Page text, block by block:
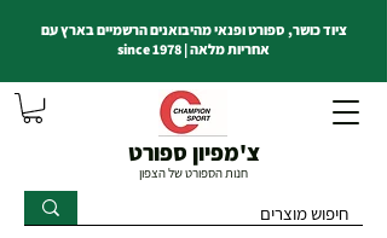
צ'מפיון ספורט
חנות הספורט של הצפון
ציוד כושר, ספורט ופנאי מהיבואנים הרשמיים בארץ עם
אחריות מלאה | since 1978